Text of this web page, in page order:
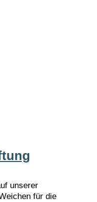
unserer
für die